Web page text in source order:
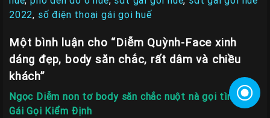
2022, số điện thoại gái gọi huế
Một bình luận cho “Diễm Quỳnh-Face xinh
dáng đẹp, body săn chắc, rất dâm và chiều
khách”
Ngọc Diễm non tơ body săn chắc nuột nà gọi tình -
Gái Gọi Kiểm Định